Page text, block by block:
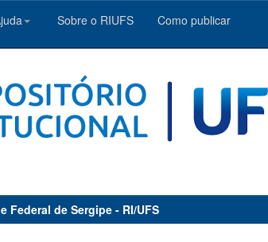
Sobre o RIUFS Como publicar
de Sergipe - RI/UFS